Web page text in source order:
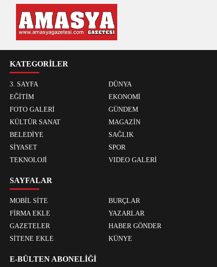
KATEGORİLER
3. SAYFA
DÜNYA
EĞİTİM
EKONOMİ
FOTO GALERİ
GÜNDEM
KÜLTÜR SANAT
MAGAZİN
BELEDİYE
SAĞLIK
SİYASET
SPOR
TEKNOLOJİ
VIDEO GALERİ
SAYFALAR
MOBİL SİTE
BURÇLAR
FİRMA EKLE
YAZARLAR
GAZETELER
HABER GÖNDER
SİTENE EKLE
KÜNYE
E-BÜLTEN ABONELİĞİ